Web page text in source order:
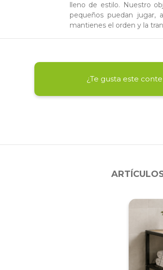
lleno de estilo. Nuestro
pequeños puedan jugar,
mantienes el orden y la
¿Te gusta este